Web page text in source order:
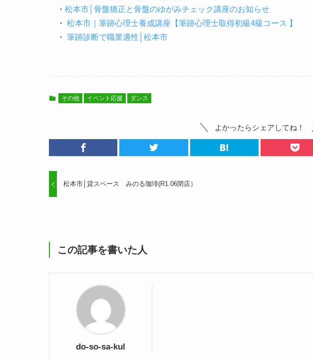
・ 松本市│骨盤矯正と骨盤のゆがみチェック講座のお知らせ
・ 松本市｜筆跡心理士養成講座【筆跡心理士取得初級4級コース 】
・ 筆跡診断で職業適性│松本市
その他 イベント応援 ダンス
よかったらシェアしてね！
松本市│貸スペース みのる珈琲(R1.06閉店）
この記事を書いた人
do-so-sa-kul